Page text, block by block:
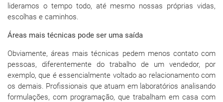
lideramos o tempo todo, até mesmo nossas próprias vidas,
escolhas e caminhos.
Áreas mais técnicas pode ser uma saída
Obviamente, áreas mais técnicas pedem menos contato com
pessoas, diferentemente do trabalho de um vendedor, por
exemplo, que é essencialmente voltado ao relacionamento com
os demais. Profissionais que atuam em laboratórios analisando
formulações, com programação, que trabalham em casa com